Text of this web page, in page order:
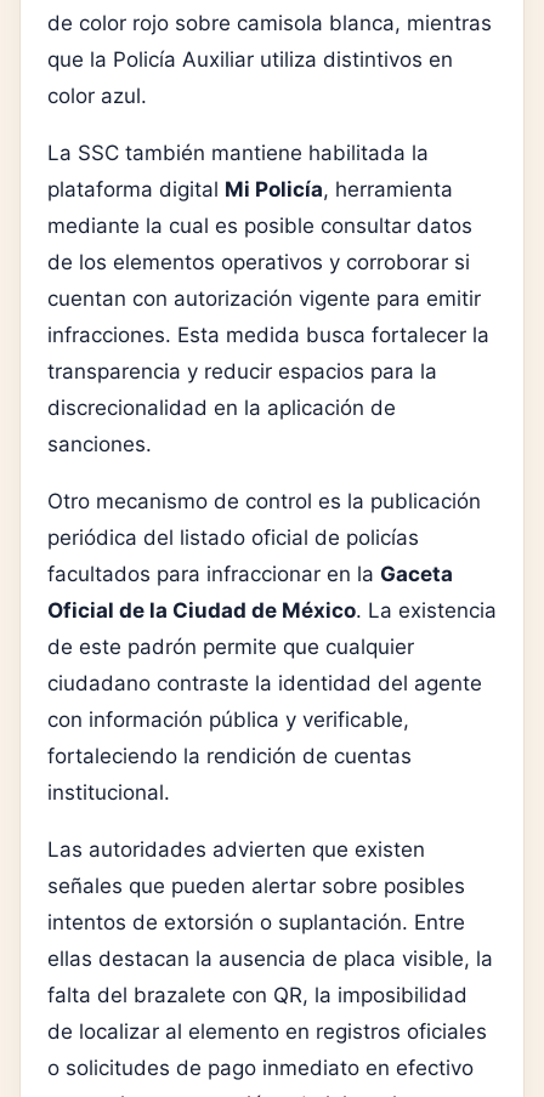
de color rojo sobre camisola blanca, mientras
que la Policía Auxiliar utiliza distintivos en
color azul.
La SSC también mantiene habilitada la
plataforma digital Mi Policía, herramienta
mediante la cual es posible consultar datos
de los elementos operativos y corroborar si
cuentan con autorización vigente para emitir
infracciones. Esta medida busca fortalecer la
transparencia y reducir espacios para la
discrecionalidad en la aplicación de
sanciones.
Otro mecanismo de control es la publicación
periódica del listado oficial de policías
facultados para infraccionar en la Gaceta
Oficial de la Ciudad de México. La existencia
de este padrón permite que cualquier
ciudadano contraste la identidad del agente
con información pública y verificable,
fortaleciendo la rendición de cuentas
institucional.
Las autoridades advierten que existen
señales que pueden alertar sobre posibles
intentos de extorsión o suplantación. Entre
ellas destacan la ausencia de placa visible, la
falta del brazalete con QR, la imposibilidad
de localizar al elemento en registros oficiales
o solicitudes de pago inmediato en efectivo